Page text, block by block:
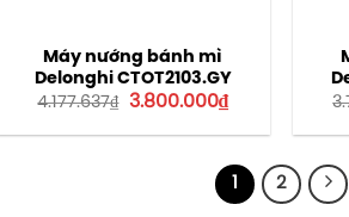
Máy nướng bánh mì
Delonghi CTOT2103.GY
4.177.637₫ Giá
là:
3.800.000₫Giá
hiện
tại
3.800.000₫.
1
2